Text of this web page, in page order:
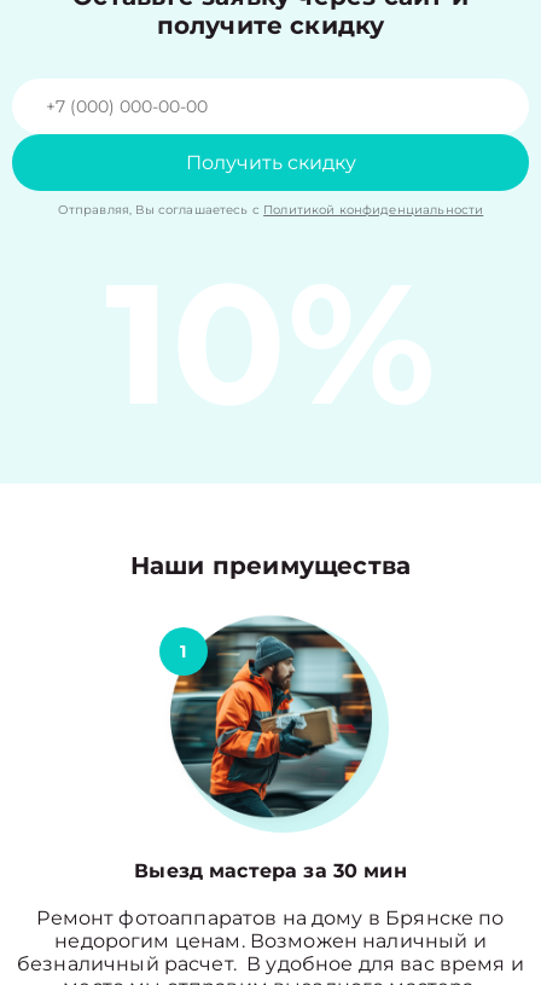
получите скидку
Получить скидку
Отправляя, Вы соглашаетесь с Политикой конфиденциальности
10%
Наши преимущества
1
Выезд мастера за 30 мин
Ремонт фотоаппаратов на дому в Брянске по
недорогим ценам. Возможен наличный и
безналичный расчет. В удобное для вас время и